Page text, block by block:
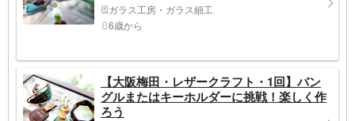
ガラス工房・ガラス細工
6歳から
【大阪梅田・レザークラフト・1回】バン
グルまたはキーホルダーに挑戦！楽しく作
ろう